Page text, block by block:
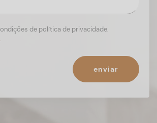
de política de privacidade.
enviar